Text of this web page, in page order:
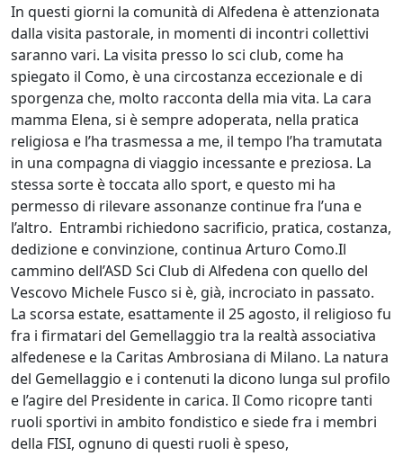
In questi giorni la comunità di Alfedena è attenzionata
dalla visita pastorale, in momenti di incontri collettivi
saranno vari. La visita presso lo sci club, come ha
spiegato il Como, è una circostanza eccezionale e di
sporgenza che, molto racconta della mia vita. La cara
mamma Elena, si è sempre adoperata, nella pratica
religiosa e l’ha trasmessa a me, il tempo l’ha tramutata
in una compagna di viaggio incessante e preziosa. La
stessa sorte è toccata allo sport, e questo mi ha
permesso di rilevare assonanze continue fra l’una e
l’altro. Entrambi richiedono sacrificio, pratica, costanza,
dedizione e convinzione, continua Arturo Como.Il
cammino dell’ASD Sci Club di Alfedena con quello del
Vescovo Michele Fusco si è, già, incrociato in passato.
La scorsa estate, esattamente il 25 agosto, il religioso fu
fra i firmatari del Gemellaggio tra la realtà associativa
alfedenese e la Caritas Ambrosiana di Milano. La natura
del Gemellaggio e i contenuti la dicono lunga sul profilo
e l’agire del Presidente in carica. Il Como ricopre tanti
ruoli sportivi in ambito fondistico e siede fra i membri
della FISI, ognuno di questi ruoli è speso,